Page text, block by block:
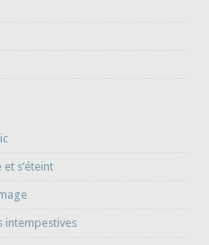
et s’éteint
intempestives